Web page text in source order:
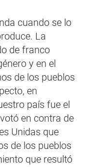
cuando se lo
La
de franco
y en el
de los pueblos
en
país fue el
en contra de
Unidas que
de los pueblos
que resultó